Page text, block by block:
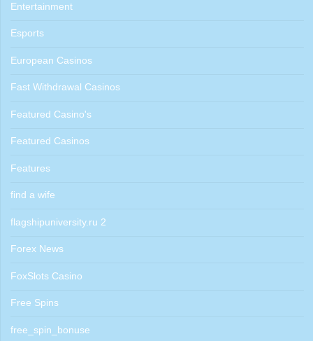
Entertainment
Esports
European Casinos
Fast Withdrawal Casinos
Featured Casino's
Featured Casinos
Features
find a wife
flagshipuniversity.ru 2
Forex News
FoxSlots Casino
Free Spins
free_spin_bonuse